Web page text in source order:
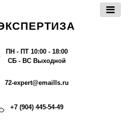
ПН - ПТ 10:00 - 18:00
СБ - ВС Выходной
72-expert@emaills.ru
+7 (904) 445-54-49